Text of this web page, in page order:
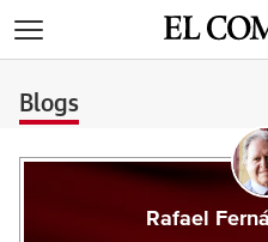
Blogs
Rafael